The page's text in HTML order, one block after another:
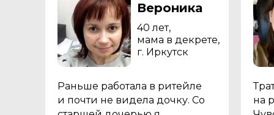
Вероника
40 лет,
мама в декрете,
г. Иркутск
Раньше работала в ритейле
и почти не видела дочку. Со
на